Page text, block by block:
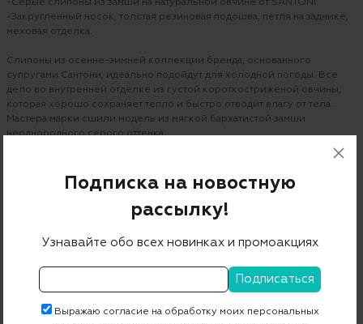
-Серые слипоны из замши на натуральной овчине от SANTONI.
-Закругленный носок, толстая резиновая подошва, петля на заднике,
меховая отделка.
Слипоны из осенне-зимней коллекции бренда, основанного
супругами Сантони, идеально подойдут для холодной погоды. Все
дело во внутренней отделке из густой короткостриженой овчины,
которая хорошо сохраняет тепло и быстро отводит влагу от тела.
Мастера марки сшили модель из мягкой бархатистой замши
неоднородного серого оттенка.
Страна производства Италия
Подписка на новостную
рассылку!
Узнавайте обо всех новинках и промоакциях
Выражаю согласие на обработку моих персональных